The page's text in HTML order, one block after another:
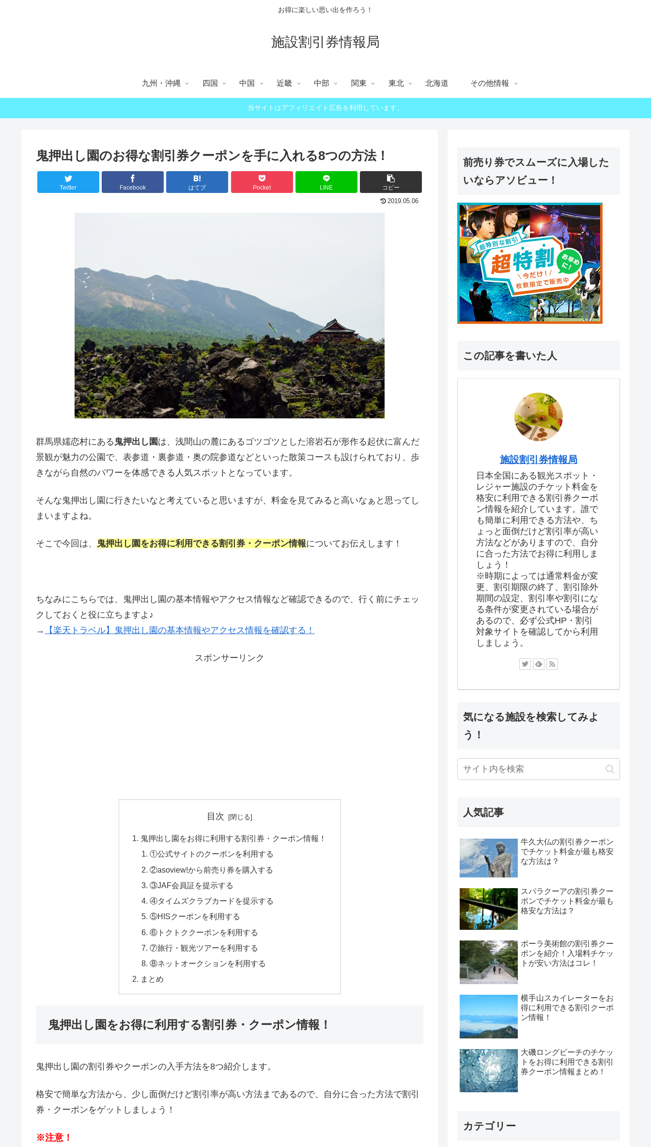
お得に楽しい思い出を作ろう！
施設割引券情報局
九州・沖縄 四国 中国 近畿 中部 関東 東北 北海道 その他情報
当サイトはアフィリエイト広告を利用しています。
鬼押出し園のお得な割引券クーポンを手に入れる8つの方法！
Twitter Facebook はてブ Pocket LINE コピー
2019.05.06
群馬県嬬恋村にある 鬼押出し園は、浅間山の麓にあるゴツゴツとした溶岩石が形作る起伏に富んだ
景観が魅力の公園で、表参道・裏参道・奥の院参道などといった散策コースも設けられており、歩
きながら自然のパワーを体感できる人気スポットとなっています。
そんな鬼押出し園に行きたいなと考えていると思いますが、料金を見てみると高いなぁと思ってし
まいますよね。
そこで今回は、 鬼押出し園をお得に利用できる割引券・クーポン情報についてお伝えします！
ちなみにこちらでは、鬼押出し園の基本情報やアクセス情報など確認できるので、行く前にチェッ
クしておくと役に立ちますよ♪
→
【楽天トラベル】鬼押出し園の基本情報やアクセス情報を確認する！
スポンサーリンク
目次
鬼押出し園をお得に利用する割引券・クーポン情報！
①公式サイトのクーポンを利用する
②asoview!から前売り券を購入する
③JAF会員証を提示する
④タイムズクラブカードを提示する
⑤HISクーポンを利用する
⑥トクトククーポンを利用する
⑦旅行・観光ツアーを利用する
⑧ネットオークションを利用する
まとめ
鬼押出し園をお得に利用する割引券・クーポン情報！
鬼押出し園の割引券やクーポンの入手方法を8つ紹介します。
格安で簡単な方法から、少し面倒だけど割引率が高い方法まであるので、自分に合った方法で割引
券・クーポンをゲットしましょう！
※注意！
前売り券でスムーズに入場した
いならアソビュー！
この記事を書いた人
施設割引券情報局
日本全国にある観光スポット・
レジャー施設のチケット料金を
格安に利用できる割引券クーポ
ン情報を紹介しています。誰で
も簡単に利用できる方法や、ち
ょっと面倒だけど割引率が高い
方法などがありますので、自分
に合った方法でお得に利用しま
しょう！
※時期によっては通常料金が変
更、割引期限の終了、割引除外
期間の設定、割引率や割引にな
る条件が変更されている場合が
あるので、必ず公式HP・割引
対象サイトを確認してから利用
しましょう。
気になる施設を検索してみよ
う！
人気記事
牛久大仏の割引券クーポン
でチケット料金が最も格安
な方法は？
スパラクーアの割引券クー
ポンでチケット料金が最も
格安な方法は？
ポーラ美術館の割引券クー
ポンを紹介！入場料チケッ
トが安い方法はコレ！
横手山スカイレーターをお
得に利用できる割引クーポ
ン情報！
大磯ロングビーチのチケッ
トをお得に利用できる割引
券クーポン情報まとめ！
カテゴリー